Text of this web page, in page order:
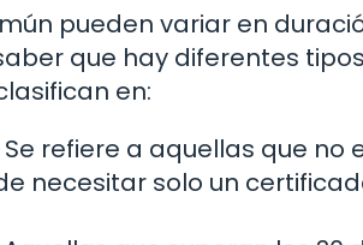
pueden variar en
que hay diferentes
en:
Se refiere a aquellas que no
necesitar solo un